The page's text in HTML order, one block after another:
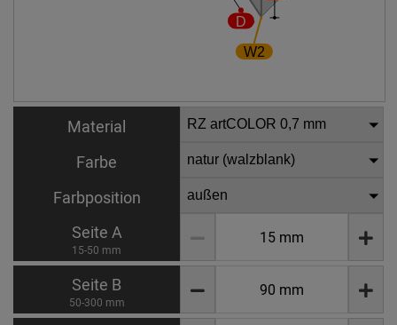
Material
Farbe
Farbposition
Seite A
15-50 mm
Seite B
50-300 mm